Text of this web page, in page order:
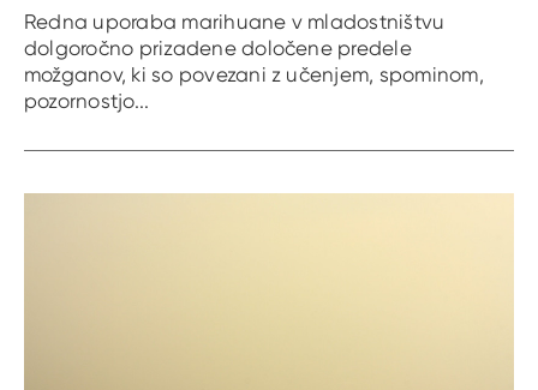
Redna uporaba marihuane v mladostništvu
dolgoročno prizadene določene predele
možganov, ki so povezani z učenjem, spominom,
pozornostjo...